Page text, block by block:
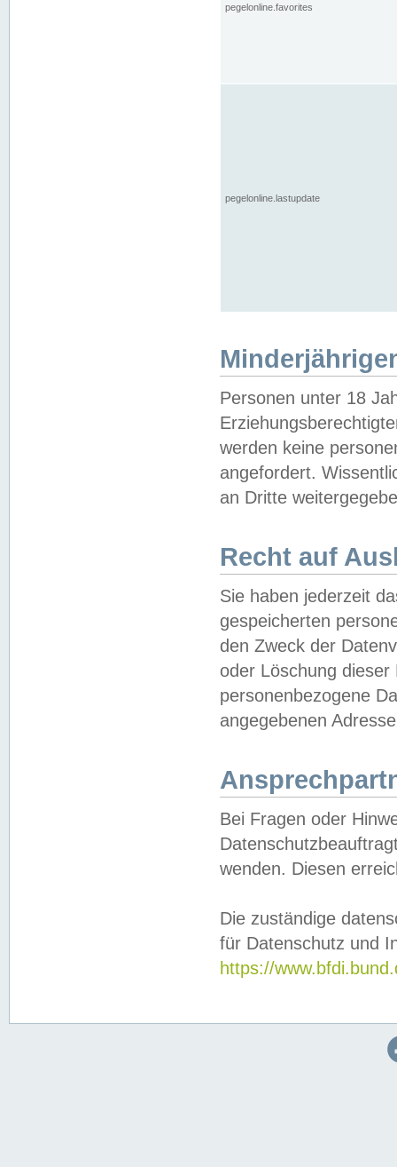
pegelonline.favorites
pegelonline.lastupdate
Personen unter 18
werden keine
angefordert.
an Dritte
Recht auf
Sie haben jederzeit
gespeicherten
den Zweck der
oder Löschung
personenbezogene
angegebenen
Bei Fragen oder
wenden. Diesen
Die zuständige
für Datenschutz und
https://